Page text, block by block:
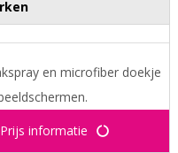
en microfiber doekje
informatie